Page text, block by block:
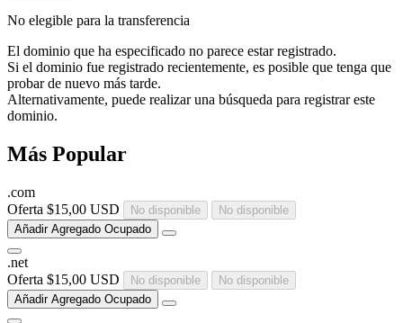
No elegible para la transferencia
El dominio que ha especificado no parece estar registrado.
Si el dominio fue registrado recientemente, es posible que tenga que
probar de nuevo más tarde.
Alternativamente, puede realizar una búsqueda para registrar este
dominio.
Más Popular
.com
Oferta $15,00 USD No disponible
No disponible
Añadir Agregado Ocupado
.net
Oferta $15,00 USD No disponible
No disponible
Añadir Agregado Ocupado